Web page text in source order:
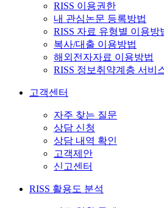
RISS 이용권한
내 관심논문 등록방법
RISS 자료 유형별 이용방
복사/대출 이용방법
해외전자자료 이용방법
RISS 정보취약계층 서비
고객센터
자주 찾는 질문
상담 신청
상담 내역 확인
고객제안
신고센터
RISS 활용도 분석